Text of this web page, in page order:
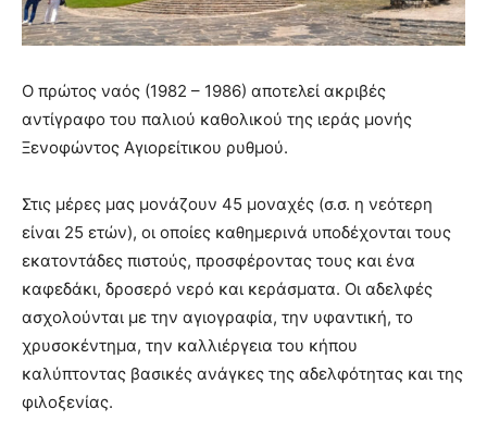
Ο πρώτος ναός (1982 – 1986) αποτελεί ακριβές
αντίγραφο του παλιού καθολικού της ιεράς μονής
Ξενοφώντος Αγιορείτικου ρυθμού.
Στις μέρες μας μονάζουν 45 μοναχές (σ.σ. η νεότερη
είναι 25 ετών), οι οποίες καθημερινά υποδέχονται τους
εκατοντάδες πιστούς, προσφέροντας τους και ένα
καφεδάκι, δροσερό νερό και κεράσματα. Οι αδελφές
ασχολούνται με την αγιογραφία, την υφαντική, το
χρυσοκέντημα, την καλλιέργεια του κήπου
καλύπτοντας βασικές ανάγκες της αδελφότητας και της
φιλοξενίας.